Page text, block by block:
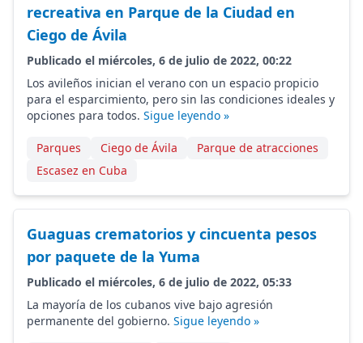
recreativa en Parque de la Ciudad en
Ciego de Ávila
Publicado el miércoles, 6 de julio de 2022, 00:22
Los avileños inician el verano con un espacio propicio
para el esparcimiento, pero sin las condiciones ideales y
opciones para todos. Sigue leyendo »
Parques Ciego de Ávila
Parque de atracciones
Escasez en Cuba
Guaguas crematorios y cincuenta pesos
por paquete de la Yuma
Publicado el miércoles, 6 de julio de 2022, 05:33
La mayoría de los cubanos vive bajo agresión
permanente del gobierno. Sigue leyendo »